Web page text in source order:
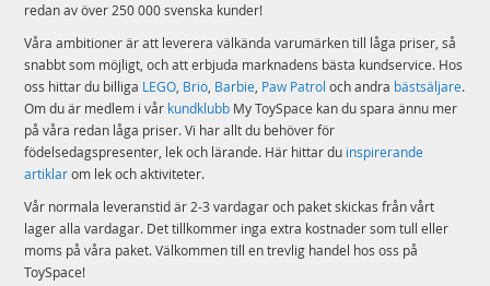
redan av över 250 000 svenska kunder!
Våra ambitioner är att leverera välkända varumärken till låga priser, så
snabbt som möjligt, och att erbjuda marknadens bästa kundservice. Hos
oss hittar du billiga LEGO, Brio, Barbie, Paw Patrol och andra bästsäljare.
Om du är medlem i vår kundklubb My ToySpace kan du spara ännu mer
på våra redan låga priser. Vi har allt du behöver för
födelsedagspresenter, lek och lärande. Här hittar du inspirerande
artiklarom lek och aktiviteter.
Vår normala leveranstid är 2-3 vardagar och paket skickas från vårt
lager alla vardagar. Det tillkommer inga extra kostnader som tull eller
moms på våra paket. Välkommen till en trevlig handel hos oss på
ToySpace!